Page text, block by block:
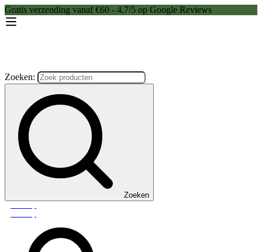
Gratis verzending vanaf €60 - 4,7/5 op Google Reviews
Zoeken:
Zoeken